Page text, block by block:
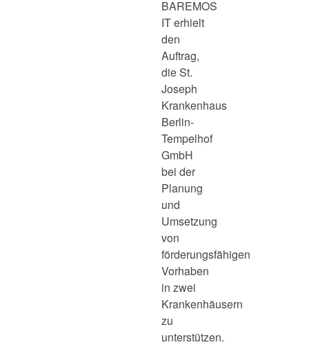
BAREMOS
IT erhielt
den
Auftrag,
die St.
Joseph
Krankenhaus
Berlin-
Tempelhof
GmbH
bei der
Planung
und
Umsetzung
von
förderungsfähigen
Vorhaben
in zwei
Krankenhäusern
zu
unterstützen.